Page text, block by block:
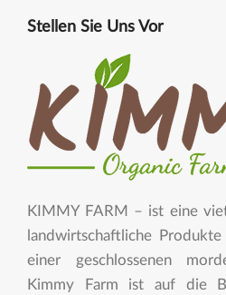
Stellen Sie Uns Vor
KIMMY FARM – ist eine
landwirtschaftliche
einer geschlossenen
Kimmy Farm ist auf die